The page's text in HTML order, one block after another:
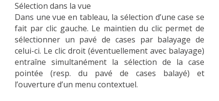
Sélection dans la vue
Dans une vue en tableau, la sélection d’une case se
fait par clic gauche. Le maintien du clic permet de
sélectionner un pavé de cases par balayage de
celui-ci. Le clic droit (éventuellement avec balayage)
entraîne simultanément la sélection de la case
pointée (resp. du pavé de cases balayé) et
l’ouverture d’un menu contextuel.